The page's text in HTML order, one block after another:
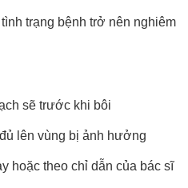
trạng bệnh trở nên nghiêm
sẽ trước khi bôi
lên vùng bị ảnh hưởng
hoặc theo chỉ dẫn của bác sĩ